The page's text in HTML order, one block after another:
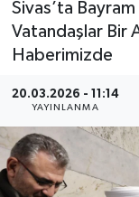
Sivas’ta
Vatandaşlar Bir
Haberimizde
20.03.2026 - 11:14
YAYINLANMA
MAGAZİN
RESMİ
SAĞLIK